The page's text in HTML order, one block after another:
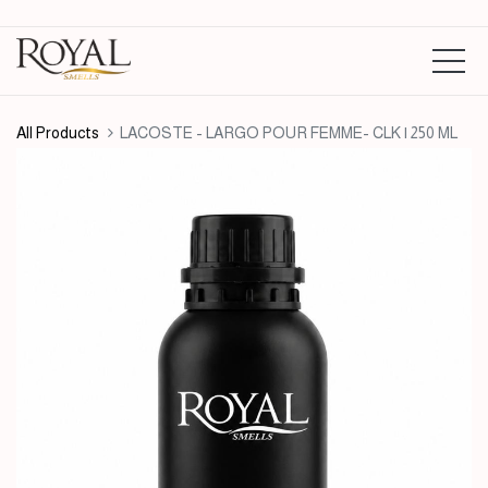
All Products LACOSTE - LARGO POUR FEMME- CLK | 250 ML